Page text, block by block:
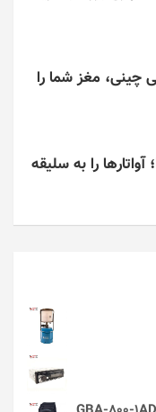
چینی، مغز شما را
بازی/ Pastel Friends؛ آواتارها را به سلیقه